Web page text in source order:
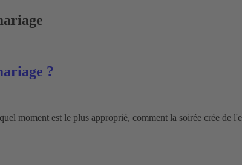
?
moment est le plus approprié, comment la soirée crée de